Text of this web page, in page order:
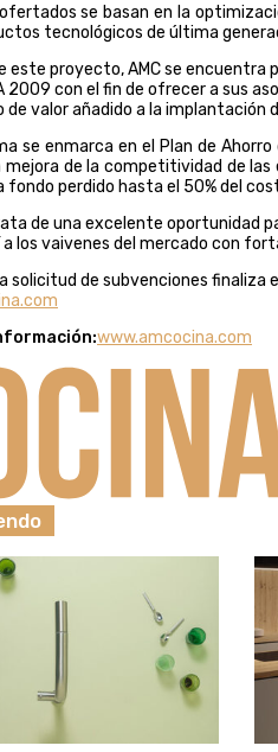
se basan en la
tecnológicos de última
este proyecto, AMC se
2009 con el fin de ofrecer a sus
valor añadido a la implantación
se enmarca en el Plan de
de la competitividad de
fondo perdido hasta el 50% del
de una excelente oportunidad
los vaivenes del mercado con
solicitud de subvenciones finaliza
www.amcocina.com